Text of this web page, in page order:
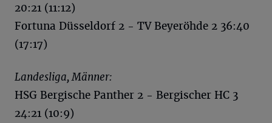
20:21 (11:12)
Fortuna Düsseldorf 2 - TV Beyeröhde 2 36:40
(17:17)
Landesliga, Männer:
HSG Bergische Panther 2 - Bergischer HC 3
24:21 (10:9)